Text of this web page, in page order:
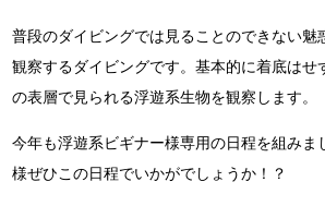
普段のダイビングでは見ることのできない魅
観察するダイビングです。基本的に着底はせ
の表層で見られる浮遊系生物を観察します。
今年も浮遊系ビギナー様専用の日程を組みま
様ぜひこの日程でいかがでしょうか！？